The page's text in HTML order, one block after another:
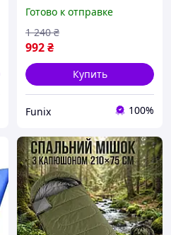
походный Компактный
спальный мешок
Готово к отправке
992₴
1 240 ₴
Купить
Funix 100%